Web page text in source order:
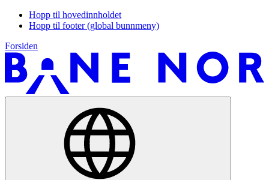
Hopp til hovedinnholdet
Hopp til footer (global bunnmeny)
Forsiden